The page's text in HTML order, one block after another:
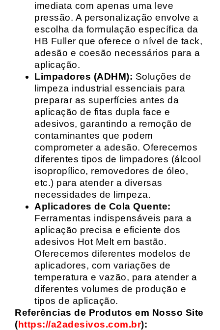
imediata com apenas uma leve
pressão. A personalização envolve a
escolha da formulação específica da
HB Fuller que oferece o nível de tack,
adesão e coesão necessários para a
aplicação.
Limpadores (ADHM): Soluções de
limpeza industrial essenciais para
preparar as superfícies antes da
aplicação de fitas dupla face e
adesivos, garantindo a remoção de
contaminantes que podem
comprometer a adesão. Oferecemos
diferentes tipos de limpadores (álcool
isopropílico, removedores de óleo,
etc.) para atender a diversas
necessidades de limpeza.
Aplicadores de Cola Quente:
Ferramentas indispensáveis para a
aplicação precisa e eficiente dos
adesivos Hot Melt em bastão.
Oferecemos diferentes modelos de
aplicadores, com variações de
temperatura e vazão, para atender a
diferentes volumes de produção e
tipos de aplicação.
Referências de Produtos em Nosso Site
(https://a2adesivos.com.br):